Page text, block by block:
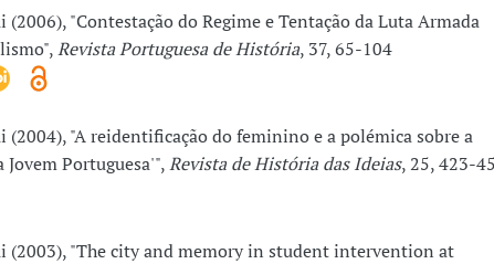
(2006), "Contestação do Regime e Tentação da Luta Armada
Revista Portuguesa de História, 37, 65-104
(2004), "A reidentificação do feminino e a polémica sobre a
Jovem Portuguesa'",Revista de História das Ideias, 25, 423-
(2003), "The city and memory in student intervention at